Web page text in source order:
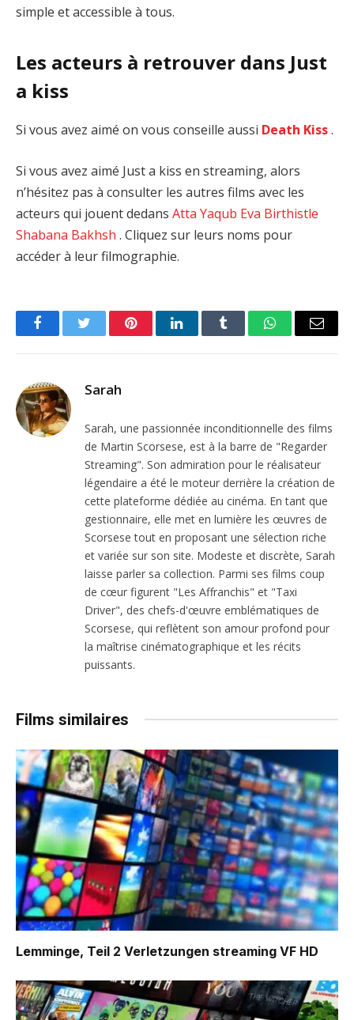
simple et accessible à tous.
Les acteurs à retrouver dans Just
a kiss
Si vous avez aimé on vous conseille aussi Death Kiss.
Si vous avez aimé Just a kiss en streaming, alors
n’hésitez pas à consulter les autres films avec les
acteurs qui jouent dedans Atta Yaqub Eva Birthistle
Shabana Bakhsh . Cliquez sur leurs noms pour
accéder à leur filmographie.
FacebookTwitter PinterestLinkedInTumblr WhatsAppEmail
Sarah
Sarah, une passionnée inconditionnelle des films
de Martin Scorsese, est à la barre de "Regarder
Streaming". Son admiration pour le réalisateur
légendaire a été le moteur derrière la création de
cette plateforme dédiée au cinéma. En tant que
gestionnaire, elle met en lumière les œuvres de
Scorsese tout en proposant une sélection riche
et variée sur son site. Modeste et discrète, Sarah
laisse parler sa collection. Parmi ses films coup
de cœur figurent "Les Affranchis" et "Taxi
Driver", des chefs-d'œuvre emblématiques de
Scorsese, qui reflètent son amour profond pour
la maîtrise cinématographique et les récits
puissants.
Films similaires
Lemminge, Teil 2 Verletzungen streaming VF HD